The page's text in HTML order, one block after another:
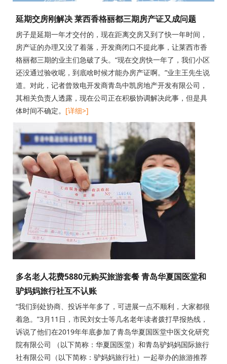
延期交房刚解决 莱西香格丽都三期房产证又成问题
房子是延期一年才交付的，现在距离交房又到了快一年时间，
房产证的办理又没了着落，开发商闭口不提此事，让莱西市香
格丽都三期的业主们急破了头。“现在交房快一年了，我们小区
还没通过验收呢，到底啥时候才能办房产证啊。”业主王先生说
道。对此，记者曾致电开发商青岛中凯房地产开发有限公司，
其相关负责人透露，现在公司正在积极协调解决此事，但是具
体时间不确定。 [详细>]
多名老人花费5880元购买旅游套餐 青岛华夏国医堂和
驴妈妈旅行社互不认账
“我们到处协商、投诉半年多了，可进展一点不顺利，大家都很
着急。”3月11日，市民刘女士等几名老年读者拨打早报热线，
诉说了他们在2019年年底参加了青岛华夏国医堂中医文化研究
院有限公司 （以下简称：华夏国医堂）和青岛驴妈妈国际旅行
社有限公司（以下简称：驴妈妈旅行社）一起举办的旅游推荐